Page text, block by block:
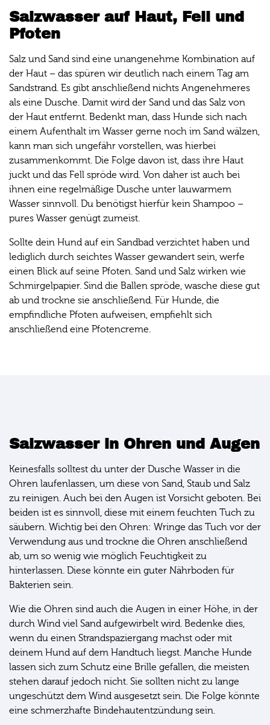
Salzwasser auf Haut, Fell und
Pfoten
Salz und Sand sind eine unangenehme Kombination auf
der Haut – das spüren wir deutlich nach einem Tag am
Sandstrand. Es gibt anschließend nichts Angenehmeres
als eine Dusche. Damit wird der Sand und das Salz von
der Haut entfernt. Bedenkt man, dass Hunde sich nach
einem Aufenthalt im Wasser gerne noch im Sand wälzen,
kann man sich ungefähr vorstellen, was hierbei
zusammenkommt. Die Folge davon ist, dass ihre Haut
juckt und das Fell spröde wird. Von daher ist auch bei
ihnen eine regelmäßige Dusche unter lauwarmem
Wasser sinnvoll. Du benötigst hierfür kein Shampoo –
pures Wasser genügt zumeist.
Sollte dein Hund auf ein Sandbad verzichtet haben und
lediglich durch seichtes Wasser gewandert sein, werfe
einen Blick auf seine Pfoten. Sand und Salz wirken wie
Schmirgelpapier. Sind die Ballen spröde, wasche diese gut
ab und trockne sie anschließend. Für Hunde, die
empfindliche Pfoten aufweisen, empfiehlt sich
anschließend eine Pfotencreme.
Salzwasser in Ohren und Augen
Keinesfalls solltest du unter der Dusche Wasser in die
Ohren laufenlassen, um diese von Sand, Staub und Salz
zu reinigen. Auch bei den Augen ist Vorsicht geboten. Bei
beiden ist es sinnvoll, diese mit einem feuchten Tuch zu
säubern. Wichtig bei den Ohren: Wringe das Tuch vor der
Verwendung aus und trockne die Ohren anschließend
ab, um so wenig wie möglich Feuchtigkeit zu
hinterlassen. Diese könnte ein guter Nährboden für
Bakterien sein.
Wie die Ohren sind auch die Augen in einer Höhe, in der
durch Wind viel Sand aufgewirbelt wird. Bedenke dies,
wenn du einen Strandspaziergang machst oder mit
deinem Hund auf dem Handtuch liegst. Manche Hunde
lassen sich zum Schutz eine Brille gefallen, die meisten
stehen darauf jedoch nicht. Sie sollten nicht zu lange
ungeschützt dem Wind ausgesetzt sein. Die Folge könnte
eine schmerzhafte Bindehautentzündung sein.